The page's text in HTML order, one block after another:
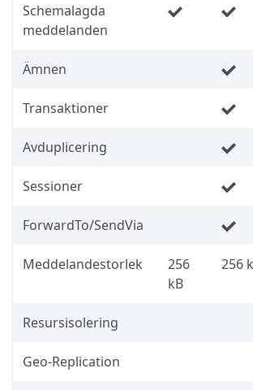
Schemalagda
meddelanden
Ämnen
Transaktioner
Avduplicering
Sessioner
ForwardTo/SendVia
Meddelandestorlek
256
kB
256
Resursisolering
Geo-Replication